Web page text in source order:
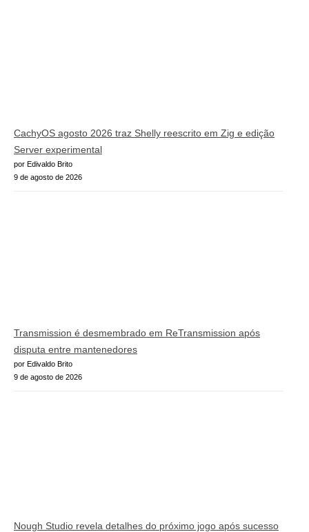
CachyOS agosto 2026 traz Shelly reescrito em Zig e edição
Server experimental
por Edivaldo Brito
9 de agosto de 2026
Transmission é desmembrado em ReTransmission após
disputa entre mantenedores
por Edivaldo Brito
9 de agosto de 2026
Nough Studio revela detalhes do próximo jogo após sucesso